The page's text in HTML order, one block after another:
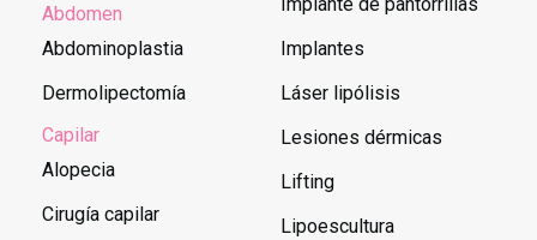
Abdomen
Abdominoplastia
Dermolipectomía
Capilar
Alopecia
Cirugía capilar
Implante de pantorrillas
Implantes
Láser lipólisis
Lesiones dérmicas
Lifting
Lipoescultura